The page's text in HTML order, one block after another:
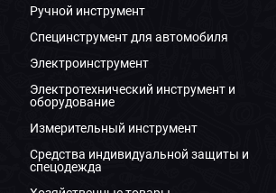
Ручной инструмент
Специнструмент для автомобиля
Электроинструмент
Электротехнический инструмент и
оборудование
Измерительный инструмент
Средства индивидуальной защиты и
спецодежда